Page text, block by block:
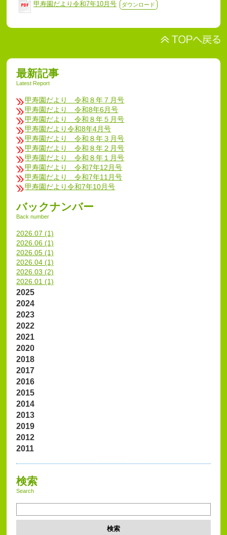
甲寿園だより令和7年10月号 ダウンロード
最新記事
Latest Report
甲寿園だより 令和８年７月号
甲寿園だより 令和8年6月号
甲寿園だより 令和８年５月号
甲寿園だより令和8年4月号
甲寿園だより 令和８年３月号
甲寿園だより 令和８年２月号
甲寿園だより 令和８年１月号
甲寿園だより 令和7年12月号
甲寿園だより 令和7年11月号
甲寿園だより令和7年10月号
バックナンバー
Back number
2026.07 (1)
2026.06 (1)
2026.05 (1)
2026.04 (1)
2026.03 (2)
2026.01 (1)
2025
2024
2023
2022
2021
2020
2018
2017
2016
2015
2014
2013
2019
2012
2011
検索
Search
検索